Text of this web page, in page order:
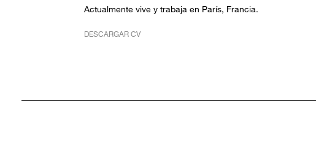
Actualmente vive y trabaja en París, Francia.
DESCARGAR CV